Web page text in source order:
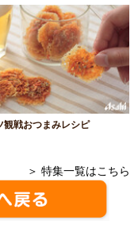
観戦おつまみレシピ
＞ 特集一覧はこちら